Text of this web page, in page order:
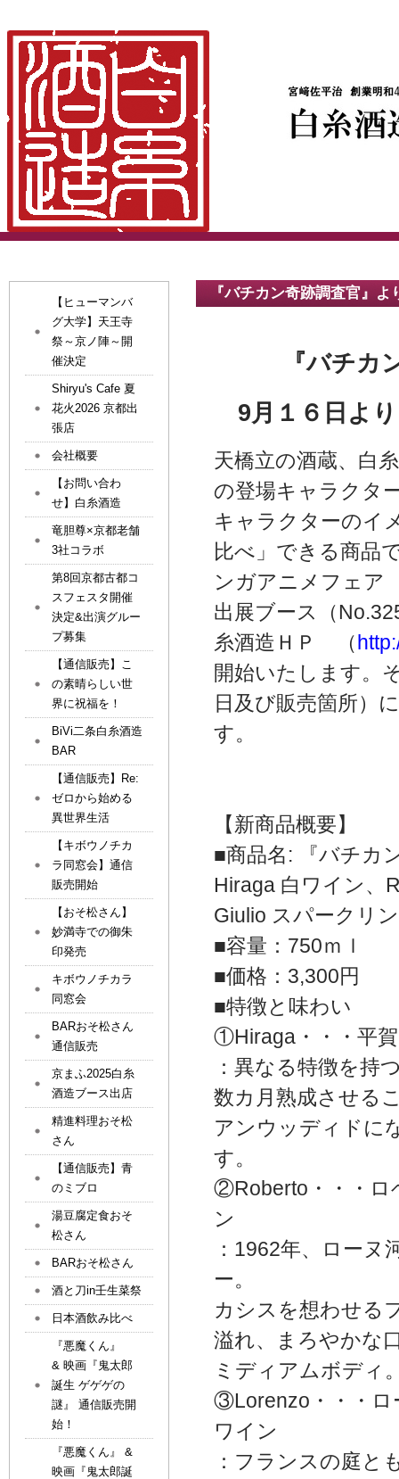
『バチカン奇跡調査官』
『バチ
9月１６日よ
天橋立の酒蔵、白
の登場キャラクタ
キャラクターのイ
比べ」できる商品
ンガアニメフェ
出展ブース（
糸酒造ＨＰ （
開始いたします。
日及び販売箇所）
す。
【新商品概要】
■商品名: 『バチカ
Hiraga 白ワイン、
Giulio スパークリ
■容量：750ｍｌ
■価格：3,300円
■特徴と味わい
①Hiraga・・・平
：異なる特徴を持
数カ月熟成させる
アンウッディドに
す。
②Roberto・・・ロ
ン
：1962年、ロー
ー。
カシスを想わせる
溢れ、まろやかな
ミディアムボディ
③Lorenzo・・・ロ
ワイン
：フランスの庭と
【ヒューマンバ
グ大学】天王寺
祭～京ノ陣～開
催決定
Shiryu's Cafe 夏
花火2026 京都出
張店
会社概要
【お問い合わ
せ】白糸酒造
竜胆尊×京都老舗
3社コラボ
第8回京都古都コ
スフェスタ開催
決定&出演グルー
プ募集
【通信販売】こ
の素晴らしい世
界に祝福を！
BiVi二条白糸酒造
BAR
【通信販売】Re:
ゼロから始める
異世界生活
【キボウノチカ
ラ同窓会】通信
販売開始
【おそ松さん】
妙満寺での御朱
印発売
キボウノチカラ
同窓会
BARおそ松さん
通信販売
京まふ2025白糸
酒造ブース出店
精進料理おそ松
さん
【通信販売】青
のミブロ
湯豆腐定食おそ
松さん
BARおそ松さん
酒と刀in壬生菜祭
日本酒飲み比べ
『悪魔くん』
& 映画『鬼太郎
誕生 ゲゲゲの
謎』 通信販売開
始！
『悪魔くん』 &
映画『鬼太郎誕